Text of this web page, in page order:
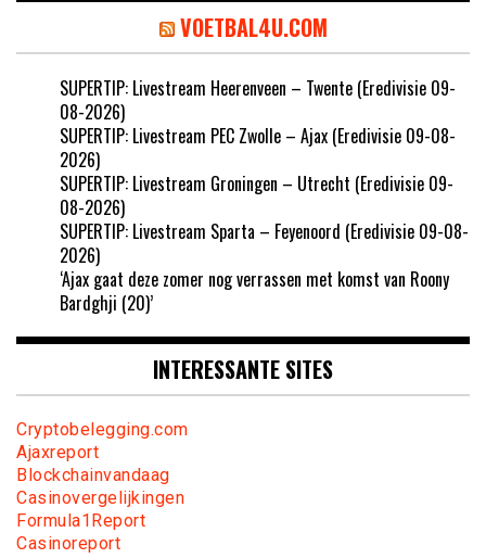
VOETBAL4U.COM
SUPERTIP: Livestream Heerenveen – Twente (Eredivisie 09-
08-2026)
SUPERTIP: Livestream PEC Zwolle – Ajax (Eredivisie 09-08-
2026)
SUPERTIP: Livestream Groningen – Utrecht (Eredivisie 09-
08-2026)
SUPERTIP: Livestream Sparta – Feyenoord (Eredivisie 09-08-
2026)
‘Ajax gaat deze zomer nog verrassen met komst van Roony
Bardghji (20)’
INTERESSANTE SITES
Cryptobelegging.com
Ajaxreport
Blockchainvandaag
Casinovergelijkingen
Formula1Report
Casinoreport